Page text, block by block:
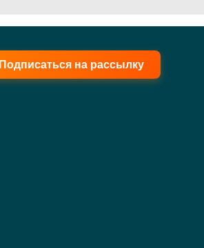
Подписаться на рассылку